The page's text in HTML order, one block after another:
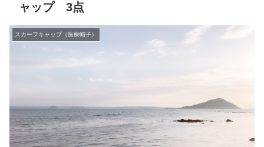
ャップ 3点
スカーフキャップ（医療帽子）